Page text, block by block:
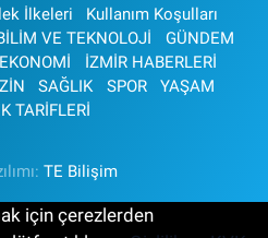
İlkeleri
Kullanım Koşulları
VE TEKNOLOJİ
GÜNDEM
EKONOMİ
İZMİR HABERLERİ
SAĞLIK SPOR
YAŞAM
TARİFLERİ
TE Bilişim
için çerezlerden